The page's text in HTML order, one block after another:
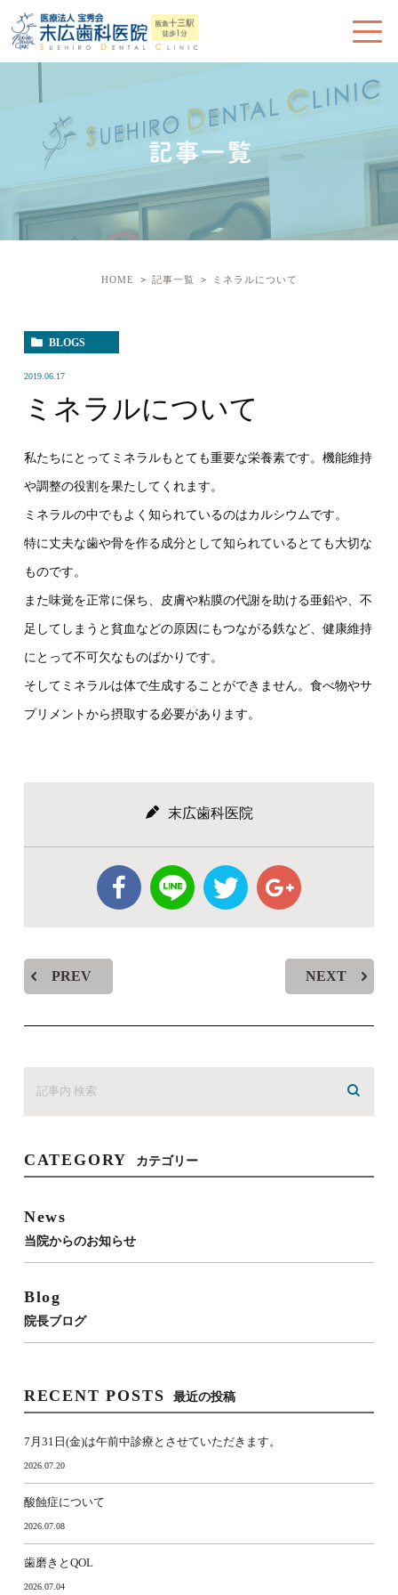
記事一覧
HOME 記事一覧 ミネラルについて
BLOGS
2019.06.17
ミネラルについて
私たちにとってミネラルもとても重要な栄養素です。機能維持
や調整の役割を果たしてくれます。
ミネラルの中でもよく知られているのはカルシウムです。
特に丈夫な歯や骨を作る成分として知られているとても大切な
ものです。
また味覚を正常に保ち、皮膚や粘膜の代謝を助ける亜鉛や、不
足してしまうと貧血などの原因にもつながる鉄など、健康維持
にとって不可欠なものばかりです。
そしてミネラルは体で生成することができません。食べ物やサ
プリメントから摂取する必要があります。
末広歯科医院
PREV NEXT
CATEGORY カテゴリー
News
当院からのお知らせ
Blog
院長ブログ
RECENT POSTS 最近の投稿
7月31日(金)は午前中診療とさせていただきます。
2026.07.20
酸蝕症について
2026.07.08
歯磨きとQOL
2026.07.04